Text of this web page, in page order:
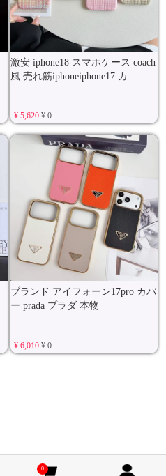
激安 iphone18 スマホケース coach
風 売れ筋iphoneiphone17 カ
¥ 5,620¥ 0
ブランド アイフォーン17pro カバ
ー prada プラダ 本物
¥ 6,010¥ 0
0